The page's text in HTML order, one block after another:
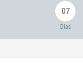
07
Días